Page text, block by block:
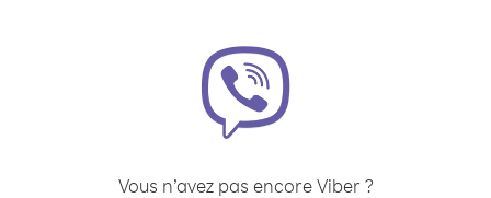
Vous n’avez pas encore Viber ?